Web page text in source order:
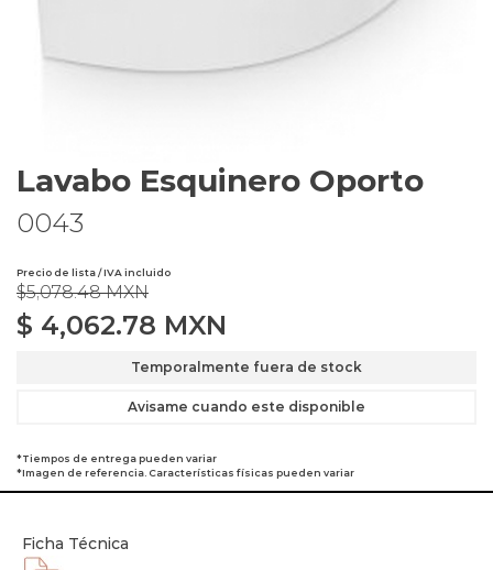
Lavabo Esquinero Oporto
0043
Precio de lista / IVA incluido
$5,078.48 MXN
$ 4,062.78 MXN
Temporalmente fuera de stock
Avisame cuando este disponible
*Tiempos de entrega pueden variar
*Imagen de referencia. Características físicas pueden variar
Ficha Técnica